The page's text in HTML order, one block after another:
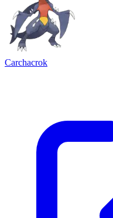
Carchacrok